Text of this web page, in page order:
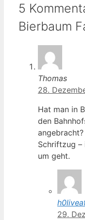
5
Bierbaum
Thomas
28.
Hat man in
den
Schriftzug –
um geht.
29.